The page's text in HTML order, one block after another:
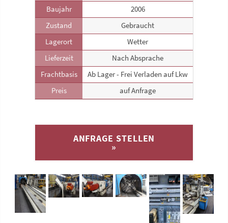
Baujahr
2006
Zustand
Gebraucht
Lagerort
Wetter
Lieferzeit
Nach Absprache
Frachtbasis
Ab Lager - Frei Verladen auf Lkw
Preis
auf Anfrage
ANFRAGE STELLEN
»